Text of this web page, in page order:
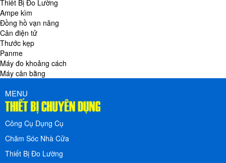
Thiết Bị Đo Lường
Ampe kìm
Đồng hồ vạn năng
Cân điện tử
Thước kẹp
Panme
Máy đo khoảng cách
Máy cân bằng
MENU
Công Cụ Dụng Cụ
Chăm Sóc Nhà Cửa
Thiết Bị Đo Lường